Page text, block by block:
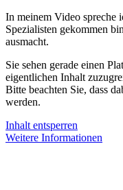
In meinem Video spreche
Spezialisten gekommen
ausmacht.
Sie sehen gerade einen
eigentlichen Inhalt
Bitte beachten Sie, dass
werden.
Inhalt entsperren
Weitere Informationen